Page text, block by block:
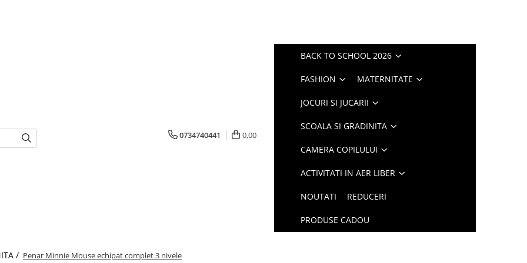
0734740441 0,00
BACK TO SCHOOL 2026
FASHION MATERNITATE
JOCURI SI JUCARII
SCOALA SI GRADINITA
CAMERA COPILULUI
ACTIVITATI IN AER LIBER
NOUTATI REDUCERI
PRODUSE CADOU
/ Penar Minnie Mouse echipat complet 3 nivele